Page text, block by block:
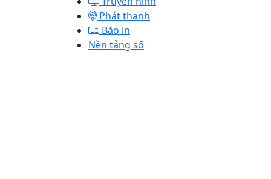
Phát thanh
Báo in
Nền tảng số